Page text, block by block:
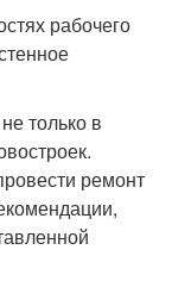
рабочего
только в
ремонт